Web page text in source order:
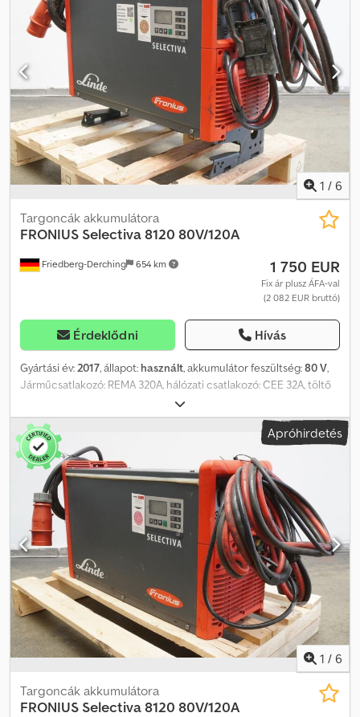
készenlétben, tartalmazza a kábeleket és a REMA 160A
csatlakozót. Dkedpezq H Erefx Al Nsr
1 / 6
Friedberg-Derching 654 km
Targoncák akkumulátora
FRONIUS Selectiva 8120 80V/120A
1 750 EUR
Fix ár plusz ÁFA-val
(2 082 EUR bruttó)
Érdeklődni Hívás
Gyártási év: 2017, állapot: használt, akkumulátor feszültség:80 V,
Járműcsatlakozó: REMA 320A, hálózati csatlakozó: CEE 32A, töltő
EUW-vel, használt Fronius Selectiva 8120 80V/120A
akkumulátortöltő, elektrolitkeverővel, beleértve a REMA 320A
kábelt és csatlakozót, valamint a CEE 32A hálózati csatlakozót.
Dedpfx Alszq H Dze Nekr
Apróhirdetés
1 / 6
Targoncák akkumulátora
FRONIUS Selectiva 8120 80V/120A